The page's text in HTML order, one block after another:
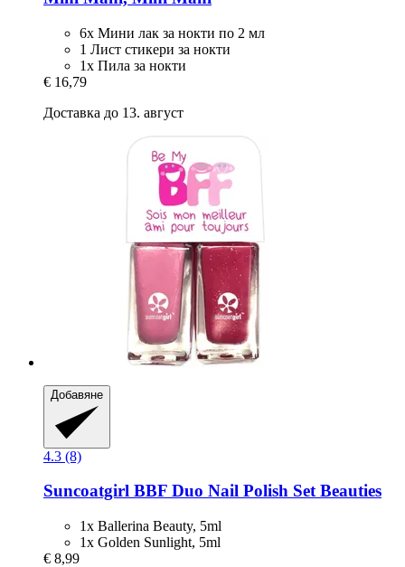
6x Мини лак за нокти по 2 мл
1 Лист стикери за нокти
1x Пила за нокти
€ 16,79
Доставка до 13. август
Добавяне
4.3 (8)
Suncoatgirl BBF Duo Nail Polish Set Beauties
1x Ballerina Beauty, 5ml
1x Golden Sunlight, 5ml
€ 8,99